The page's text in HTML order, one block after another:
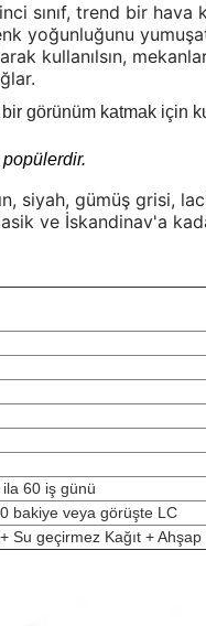
sınıf, trend bir
yoğunluğunu
kullanılsın,
görünüm katmak için
siyah, gümüş grisi,
ve İskandinav'a
60 iş günü
bakiye veya görüşte LC
Su geçirmez Kağıt + Ahşap